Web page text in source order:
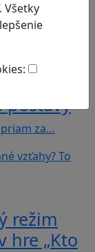
Všetky
vo
postavy
za…
režim
hre „Kto